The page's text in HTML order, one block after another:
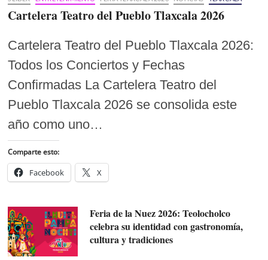
Cartelera Teatro del Pueblo Tlaxcala 2026
Cartelera Teatro del Pueblo Tlaxcala 2026:
Todos los Conciertos y Fechas
Confirmadas La Cartelera Teatro del
Pueblo Tlaxcala 2026 se consolida este
año como uno…
Comparte esto:
Facebook X
Feria de la Nuez 2026: Teolocholco
celebra su identidad con gastronomía,
cultura y tradiciones